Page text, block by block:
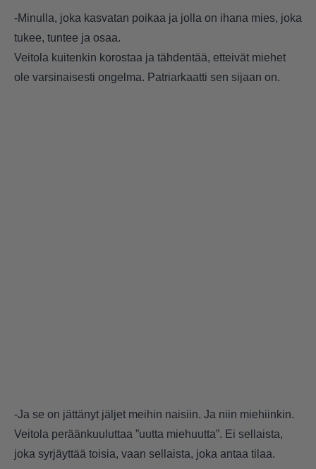
-Minulla, joka kasvatan poikaa ja jolla on ihana mies, joka
tukee, tuntee ja osaa.
Veitola kuitenkin korostaa ja tähdentää, etteivät miehet
ole varsinaisesti ongelma. Patriarkaatti sen sijaan on.
-Ja se on jättänyt jäljet meihin naisiin. Ja niin miehiinkin.
Veitola peräänkuuluttaa ”uutta miehuutta”. Ei sellaista,
joka syrjäyttää toisia, vaan sellaista, joka antaa tilaa.